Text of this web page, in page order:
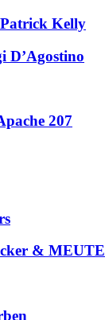
Kelly
D’Agostino
207
& MEUTE